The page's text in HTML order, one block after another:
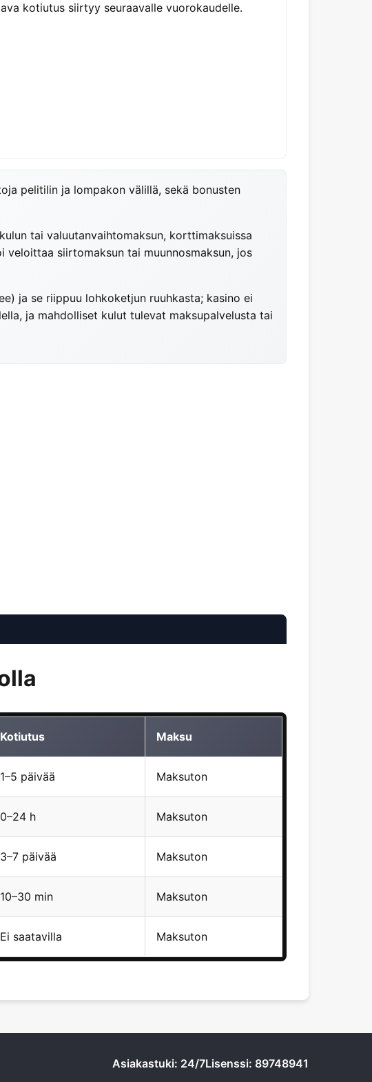
kotiutus siirtyy seuraavalle vuorokaudelle.
pelitilin ja lompakon välillä, sekä bonusten
tai valuutanvaihtomaksun, korttimaksuissa
siirtomaksun tai muunnosmaksun, jos
ja se riippuu lohkoketjun ruuhkasta; kasino ei
ja mahdolliset kulut tulevat maksupalvelusta tai
Kotiutus Maksu
1–5 päivää Maksuton
0–24 h Maksuton
3–7 päivää Maksuton
10–30 min Maksuton
Ei saatavilla Maksuton
Asiakastuki: 24/7Lisenssi: 89748941